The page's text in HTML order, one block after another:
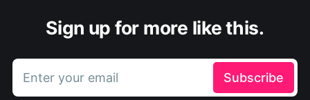
Sign up for more like this.
Enter your email Subscribe